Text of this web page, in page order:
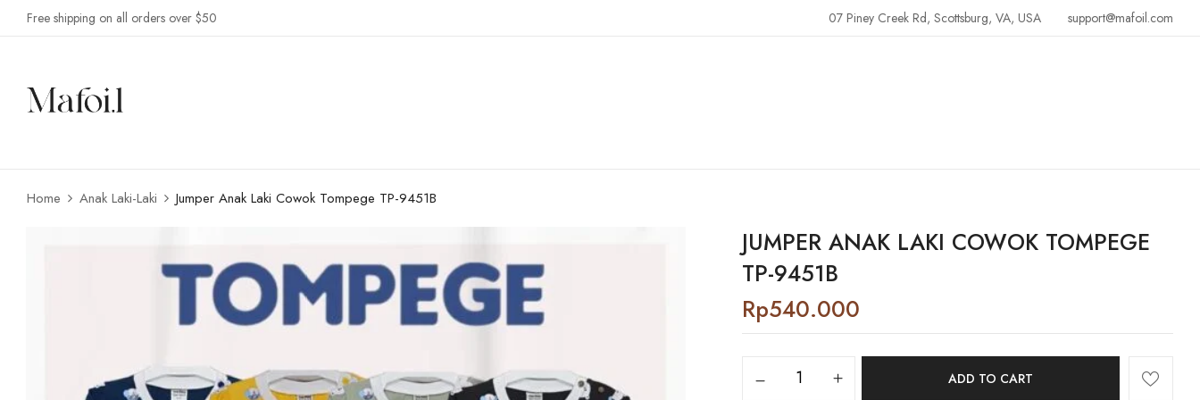
Free shipping on all orders over $50 07 Piney Creek Rd, Scottsburg, VA, USA support@mafoil.com
Home Anak Laki-Laki Jumper Anak Laki Cowok Tompege TP-9451B
JUMPER ANAK LAKI COWOK TOMPEGE
TP-9451B
Rp540.000
Anak
ADD TO CART